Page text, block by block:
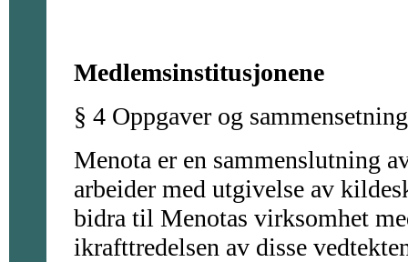
Medlemsinstitusjonene
§ 4 Oppgaver og sammensetning
Menota er en sammenslutning
arbeider med utgivelse av
bidra til Menotas virksomhet
ikrafttredelsen av disse